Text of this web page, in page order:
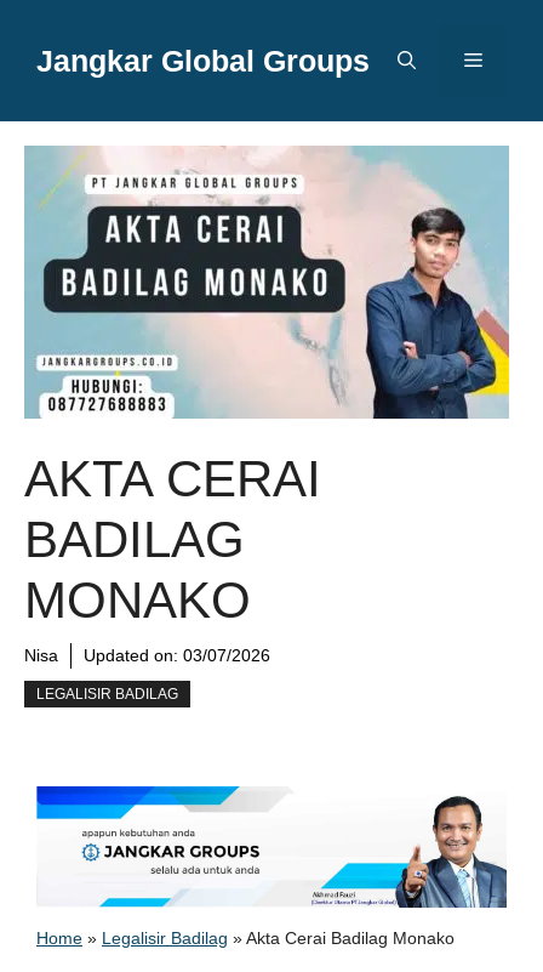
Jangkar Global Groups Menu
AKTA CERAI
BADILAG
MONAKO
Nisa Updated on: 03/07/2026
LEGALISIR BADILAG
Home » Legalisir Badilag »Akta Cerai Badilag Monako